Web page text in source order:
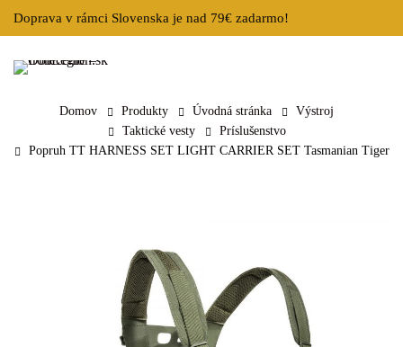
Doprava v rámci Slovenska je nad 79€ zadarmo!
Domov Produkty Úvodná stránka
Výstroj
Taktické vesty
Príslušenstvo
Popruh TT HARNESS SET LIGHT CARRIER SET Tasmanian Tiger